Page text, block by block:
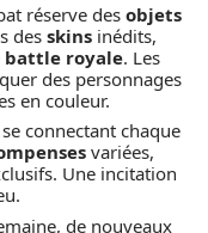
réserve desobjets
des skins inédits,
battle royale. Les
des personnages
en couleur.
se connectant chaque
variées,
Une incitation
de nouveaux